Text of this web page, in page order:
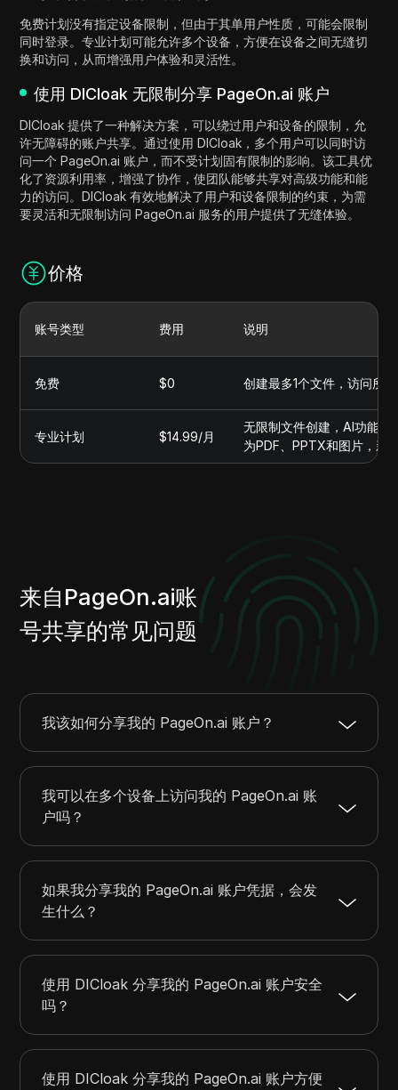
免费计划没有指定设备限制，但由于其单用户性质，可能会限制
同时登录。专业计划可能允许多个设备，方便在设备之间无缝切
换和访问，从而增强用户体验和灵活性。
使用 DICloak 无限制分享 PageOn.ai 账户
DICloak 提供了一种解决方案，可以绕过用户和设备的限制，允
许无障碍的账户共享。通过使用 DICloak，多个用户可以同时访
问一个 PageOn.ai 账户，而不受计划固有限制的影响。该工具优
化了资源利用率，增强了协作，使团队能够共享对高级功能和能
力的访问。DICloak 有效地解决了用户和设备限制的约束，为需
要灵活和无限制访问 PageOn.ai 服务的用户提供了无缝体验。
价格
账号类型 费用 说明
免费 $0 创建最多1个文件，访问所
专业计划 $14.99/月
无限制文件创建，AI功能
为PDF、PPTX和图片，新
来自PageOn.ai账
号共享的常见问题
我该如何分享我的 PageOn.ai 账户？
我可以在多个设备上访问我的 PageOn.ai 账
户吗？
如果我分享我的 PageOn.ai 账户凭据，会发
生什么？
使用 DICloak 分享我的 PageOn.ai 账户安全
吗？
使用 DICloak 分享我的 PageOn.ai 账户方便